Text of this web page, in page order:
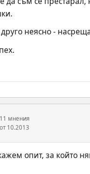
неясно -
11 мнения
от 10.2013